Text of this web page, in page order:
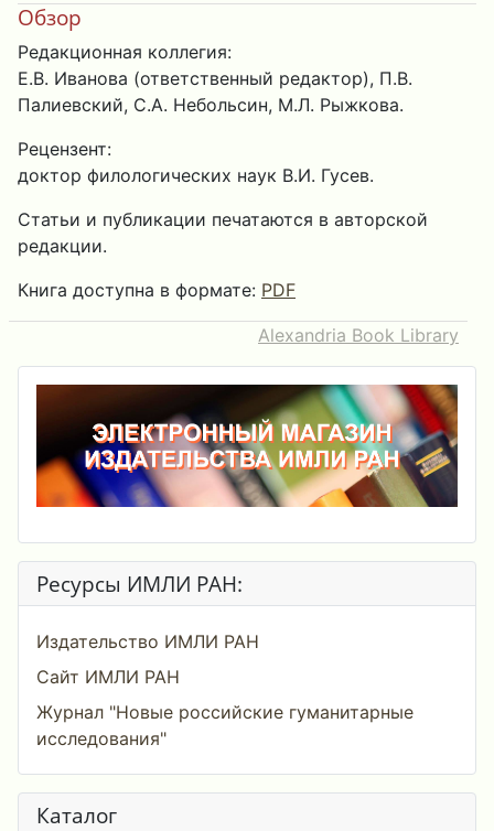
Обзор
Редакционная коллегия:
Е.В. Иванова (ответственный редактор), П.В.
Палиевский, С.А. Небольсин, М.Л. Рыжкова.
Рецензент:
доктор филологических наук В.И. Гусев.
Статьи и публикации печатаются в авторской
редакции.
Книга доступна в формате: PDF
Alexandria Book Library
Ресурсы ИМЛИ РАН:
Издательство ИМЛИ РАН
Сайт ИМЛИ РАН
Журнал "Новые российские гуманитарные
исследования"
Каталог